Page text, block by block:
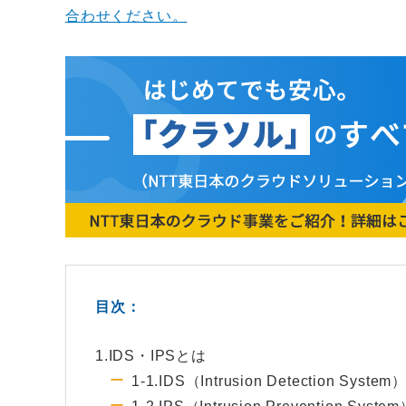
合わせください。
目次：
1.IDS・IPSとは
1-1.IDS（Intrusion Detection System